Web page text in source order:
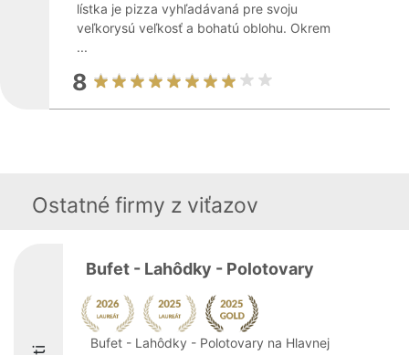
lístka je pizza vyhľadávaná pre svoju
veľkorysú veľkosť a bohatú oblohu. Okrem
...
8
Ostatné firmy z viťazov
Bufet - Lahôdky - Polotovary
Bufet - Lahôdky - Polotovary na Hlavnej